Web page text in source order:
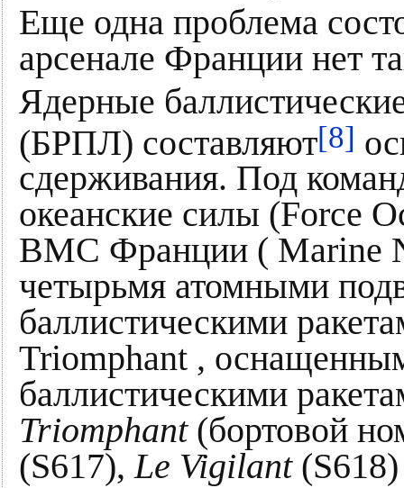
Еще одна проблема
арсенале Франции нет
Ядерные
(БРПЛ) составляют[8]
сдерживания. Под
океанские силы (Force
ВМС Франции ( Marine
четырьмя атомными
баллистическими
Triomphant ,
баллистическими
Triomphant(бортовой
(S617),Le Vigilant